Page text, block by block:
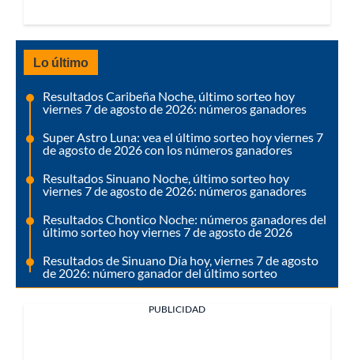
Lo último
Resultados Caribeña Noche, último sorteo hoy
viernes 7 de agosto de 2026: números ganadores
Super Astro Luna: vea el último sorteo hoy viernes 7
de agosto de 2026 con los números ganadores
Resultados Sinuano Noche, último sorteo hoy
viernes 7 de agosto de 2026: números ganadores
Resultados Chontico Noche: números ganadores del
último sorteo hoy viernes 7 de agosto de 2026
Resultados de Sinuano Día hoy, viernes 7 de agosto
de 2026: número ganador del último sorteo
PUBLICIDAD